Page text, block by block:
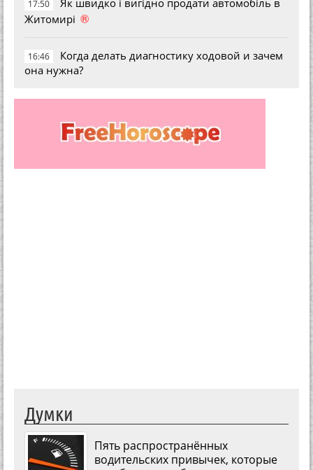
17:50
Як швидко і вигідно продати автомобіль в
Житомирі ®
16:46
Когда делать диагностику ходовой и зачем
она нужна?
Думки
Пять распространённых
водительских привычек, которые